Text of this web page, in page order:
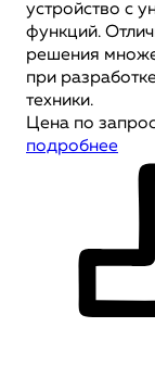
устройство с
функций.
решения
при
техники.
Цена по
подробнее